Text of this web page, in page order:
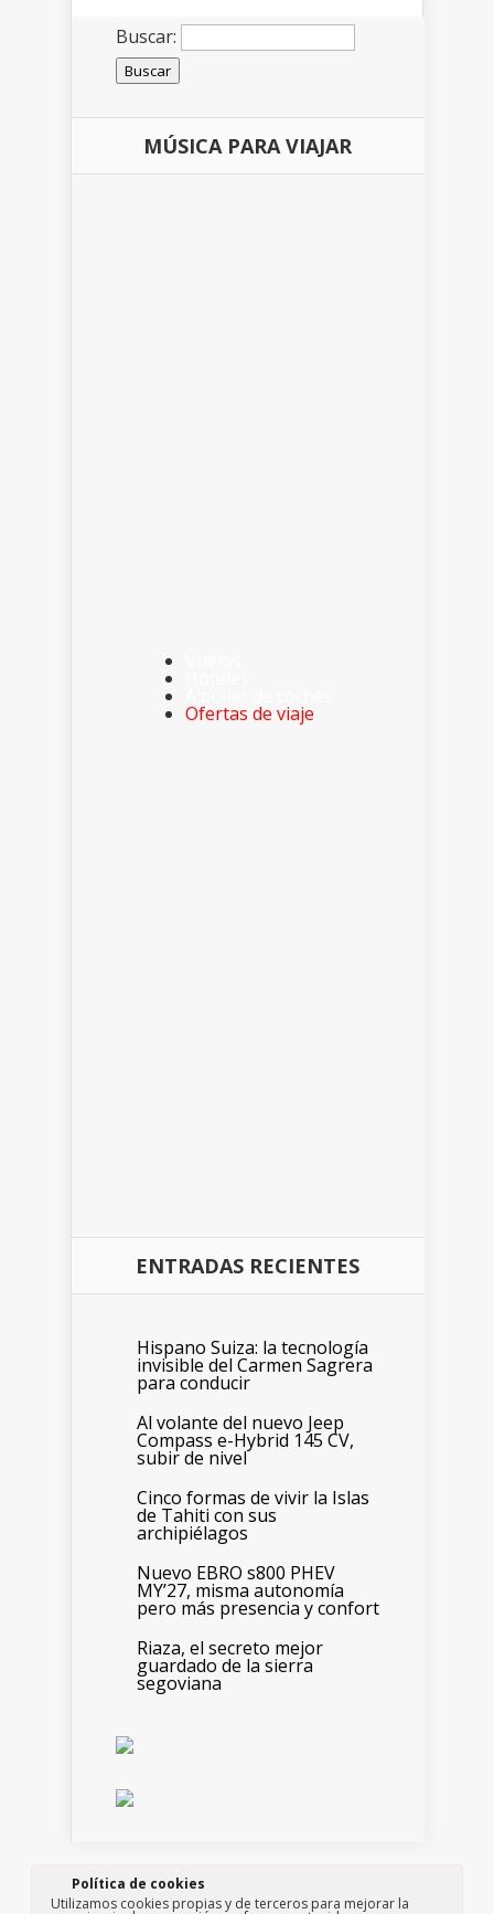
Buscar:
MÚSICA PARA VIAJAR
Ofertas de viaje
ENTRADAS RECIENTES
Hispano Suiza: la tecnología
invisible del Carmen Sagrera
para conducir
Al volante del nuevo Jeep
Compass e-Hybrid 145 CV,
subir de nivel
Cinco formas de vivir la Islas
de Tahiti con sus
archipiélagos
Nuevo EBRO s800 PHEV
MY’27, misma autonomía
pero más presencia y confort
Riaza, el secreto mejor
guardado de la sierra
segoviana
Edita: Paso a Paso consultores, S.L.
Política de cookies
Utilizamos cookies propias y de terceros para mejorar la